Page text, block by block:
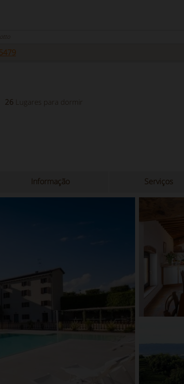
26 Lugares para dormir
Informação Serviços